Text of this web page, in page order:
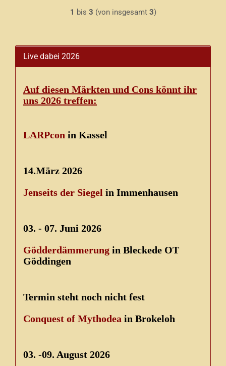
1 bis 3 (von insgesamt 3)
Live dabei 2026
Auf diesen Märkten und Cons könnt ihr
uns 2026 treffen:
LARPcon in Kassel
14.März 2026
Jenseits der Siegel in Immenhausen
03. - 07. Juni 2026
Gödderdämmerung in Bleckede OT
Göddingen
Termin steht noch nicht fest
Conquest of Mythodea in Brokeloh
03. -09. August 2026